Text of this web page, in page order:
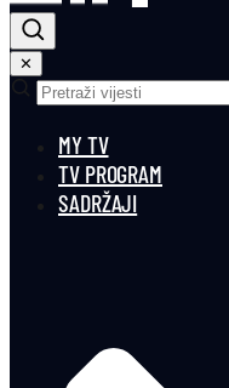
✕
MY TV
TV PROGRAM
SADRŽAJI